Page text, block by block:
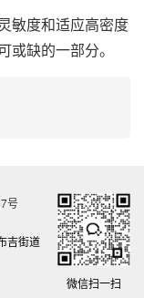
敏度和适应高密度
缺的一部分。
微信扫一扫
号
吉街道